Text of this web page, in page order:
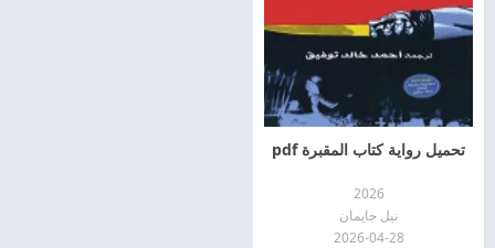
تحميل رواية كتاب المقبرة pdf
2026
نيل جايمان
2026-04-28